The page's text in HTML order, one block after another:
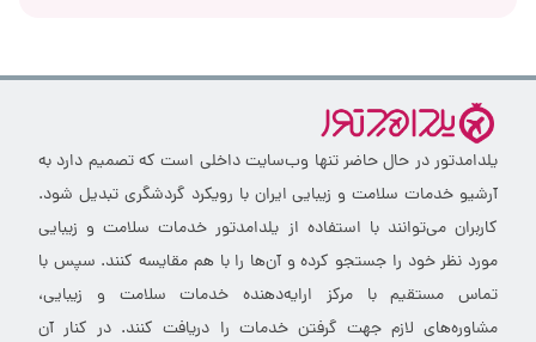
یلدامدتور در حال حاضر تنها وب‌سایت داخلی است که تصمیم دارد به
آرشیو خدمات سلامت و زیبایی ایران با رویکرد گردشگری تبدیل شود.
کاربران می‌توانند با استفاده از یلدامدتور خدمات سلامت و زیبایی
مورد نظر خود را جستجو کرده و آن‌ها را با هم مقایسه کنند. سپس با
تماس مستقیم با مرکز ارایه‌دهنده خدمات سلامت و زیبایی،
مشاوره‌های لازم جهت گرفتن خدمات را دریافت کنند. در کنار آن